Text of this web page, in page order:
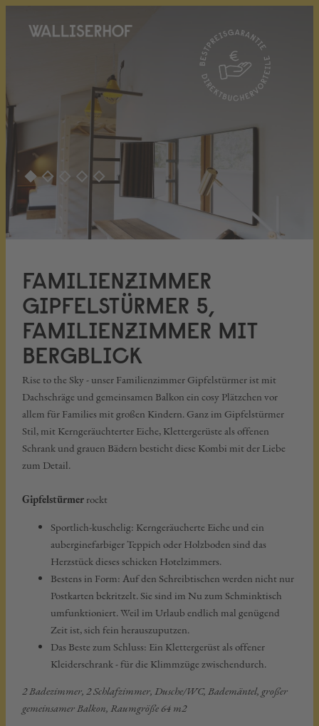
FAMILIENZIMMER
GIPFELSTÜRMER 5,
FAMILIENZIMMER MIT
BERGBLICK
Rise to the Sky - unser Familienzimmer Gipfelstürmer ist mit
Dachschräge und gemeinsamen Balkon ein cosy Plätzchen vor
allem für Families mit großen Kindern. Ganz im Gipfelstürmer
Stil, mit Kerngeräuchterter Eiche, Klettergerüste als offenen
Schrank und grauen Bädern besticht diese Kombi mit der Liebe
zum Detail.
Gipfelstürmer rockt
Sportlich-kuschelig: Kerngeräucherte Eiche und ein
auberginefarbiger Teppich oder Holzboden sind das
Herzstück dieses schicken Hotelzimmers.
Bestens in Form: Auf den Schreibtischen werden nicht nur
Postkarten bekritzelt. Sie sind im Nu zum Schminktisch
umfunktioniert. Weil im Urlaub endlich mal genügend
Zeit ist, sich fein herauszuputzen.
Das Beste zum Schluss: Ein Klettergerüst als offener
Kleiderschrank - für die Klimmzüge zwischendurch.
2 Badezimmer, 2 Schlafzimmer, Dusche/WC, Bademäntel, großer
gemeinsamer Balkon, Raumgröße 64 m2​​​